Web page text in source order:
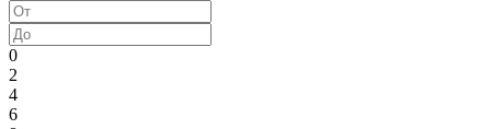
0
2
4
6